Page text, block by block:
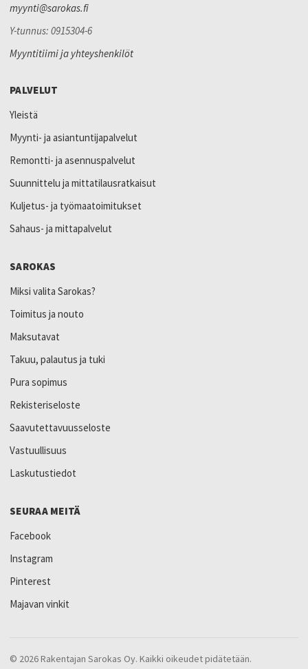
myynti@sarokas.fi
Y-tunnus: 0915304-6
Myyntitiimi ja yhteyshenkilöt
PALVELUT
Yleistä
Myynti- ja asiantuntijapalvelut
Remontti- ja asennuspalvelut
Suunnittelu ja mittatilausratkaisut
Kuljetus- ja työmaatoimitukset
Sahaus- ja mittapalvelut
SAROKAS
Miksi valita Sarokas?
Toimitus ja nouto
Maksutavat
Takuu, palautus ja tuki
Pura sopimus
Rekisteriseloste
Saavutettavuusseloste
Vastuullisuus
Laskutustiedot
SEURAA MEITÄ
Facebook
Instagram
Pinterest
Majavan vinkit
© 2026 Rakentajan Sarokas Oy. Kaikki oikeudet pidätetään.